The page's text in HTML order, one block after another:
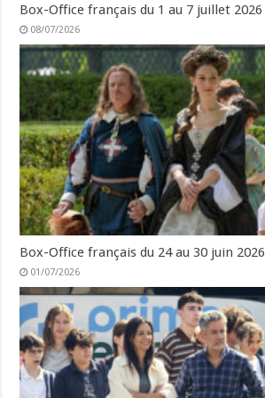
Box-Office français du 1 au 7 juillet 2026
08/07/2026
Box-Office français du 24 au 30 juin 2026
01/07/2026